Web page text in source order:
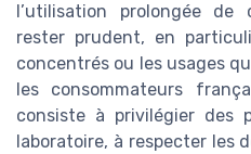
l’utilisation prolongée de
rester prudent, en
concentrés ou les usages
les consommateurs
consiste à privilégier des
laboratoire, à respecter les